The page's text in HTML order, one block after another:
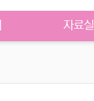
자료실